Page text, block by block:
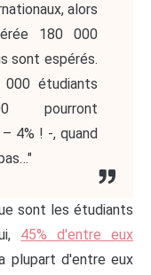
alors
180 000
sont espérés.
étudiants
pourront
4% ! -, quand
sont les étudiants
45% d'entre eux
plupart d'entre eux